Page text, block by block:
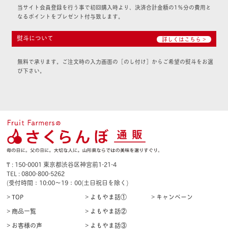
当サイト会員登録を行う事で初回購入時より、決済合計金額の1％分の費用と
なるポイントをプレゼント付与致します。
熨斗について 詳しくはこちら >
無料で承ります。ご注文時の入力画面の［のし付け］からご希望の熨斗をお選
び下さい。
₸ : 150-0001 東京都渋谷区神宮前1-21-4
TEL : 0800-800-5262
(受付時間：10:00〜19：00(土日祝日を除く)
> TOP
> 商品一覧
> お客様の声
> よもやま話①
> よもやま話②
> よもやま話③
> キャンペーン